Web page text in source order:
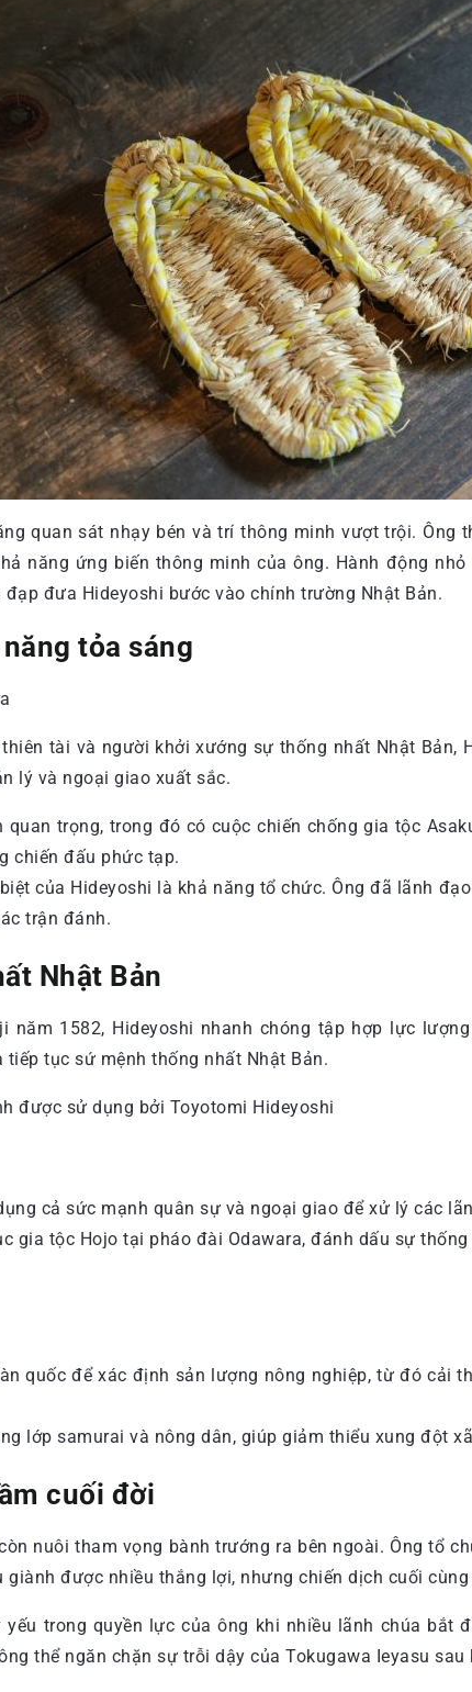
quan sát nhạy bén và trí thông minh vượt trội. Ông
năng ứng biến thông minh của ông. Hành động
đưa Hideyoshi bước vào chính trường Nhật Bản.
tỏa sáng
tài và người khởi xướng sự thống nhất Nhật Bản,
lý và ngoại giao xuất sắc.
trọng, trong đó có cuộc chiến chống gia tộc
chiến đấu phức tạp.
của Hideyoshi là khả năng tổ chức. Ông đã lãnh
trận đánh.
Nhật Bản
năm 1582, Hideyoshi nhanh chóng tập hợp lực
tục sứ mệnh thống nhất Nhật Bản.
cả sức mạnh quân sự và ngoại giao để xử lý các
gia tộc Hojo tại pháo đài Odawara, đánh dấu sự
quốc để xác định sản lượng nông nghiệp, từ đó cải
lớp samurai và nông dân, giúp giảm thiểu xung đột
cuối đời
nuôi tham vọng bành trướng ra bên ngoài. Ông tổ
được nhiều thắng lợi, nhưng chiến dịch cuối
trong quyền lực của ông khi nhiều lãnh chúa bắt
thể ngăn chặn sự trỗi dậy của Tokugawa Ieyasu